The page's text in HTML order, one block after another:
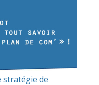
stratégie de